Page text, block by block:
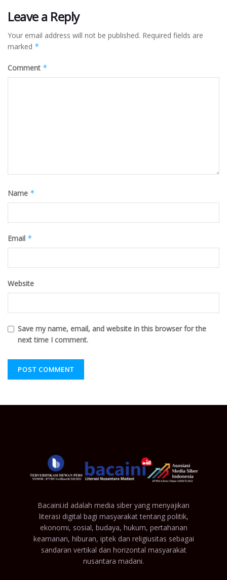
Leave a Reply
Your email address will not be published. Required fields are
marked *
Comment *
Name *
Email *
Website
Save my name, email, and website in this browser for the
next time I comment.
Bacaini.id adalah media siber yang menyajikan
literasi digital bagi masyarakat tentang politik,
ekonomi, sosial, budaya, hukum, pertahanan
keamanan, hiburan, iptek dan religiusitas sebagai
sandaran vertikal dan horizontal masyarakat
nusantara madani.